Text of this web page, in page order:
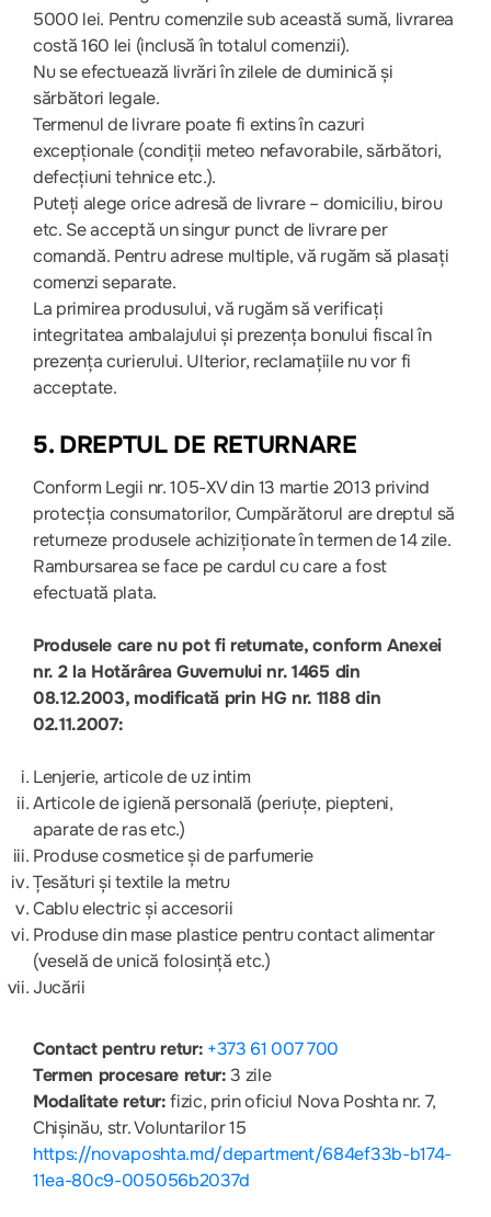
5000 lei. Pentru comenzile sub această sumă, livrarea
costă 160 lei (inclusă în totalul comenzii).
Nu se efectuează livrări în zilele de duminică și
sărbători legale.
Termenul de livrare poate fi extins în cazuri
excepționale (condiții meteo nefavorabile, sărbători,
defecțiuni tehnice etc.).
Puteți alege orice adresă de livrare – domiciliu, birou
etc. Se acceptă un singur punct de livrare per
comandă. Pentru adrese multiple, vă rugăm să plasați
comenzi separate.
La primirea produsului, vă rugăm să verificați
integritatea ambalajului și prezența bonului fiscal în
prezența curierului. Ulterior, reclamațiile nu vor fi
acceptate.
5. DREPTUL DE RETURNARE
Conform Legii nr. 105-XV din 13 martie 2013 privind
protecția consumatorilor, Cumpărătorul are dreptul să
returneze produsele achiziționate în termen de 14 zile.
Rambursarea se face pe cardul cu care a fost
efectuată plata.
Produsele care nu pot fi returnate, conform Anexei
nr. 2 la Hotărârea Guvernului nr. 1465 din
08.12.2003, modificată prin HG nr. 1188 din
02.11.2007:
Lenjerie, articole de uz intim
Articole de igienă personală (periuțe, piepteni,
aparate de ras etc.)
Produse cosmetice și de parfumerie
Țesături și textile la metru
Cablu electric și accesorii
Produse din mase plastice pentru contact alimentar
(veselă de unică folosință etc.)
Jucării
Contact pentru retur: +373 61 007 700
Termen procesare retur:3 zile
Modalitate retur:fizic, prin oficiul Nova Poshta nr. 7,
Chișinău, str. Voluntarilor 15
https://novaposhta.md/department/684ef33b-b174-
11ea-80c9-005056b2037d